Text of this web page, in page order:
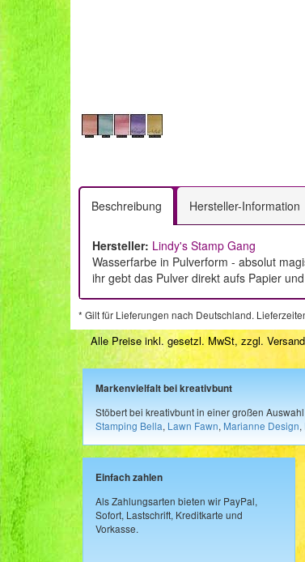
Beschreibung Hersteller-Information
Hersteller: Lindy's Stamp Gang
Wasserfarbe in Pulverform - absolut
ihr gebt das Pulver direkt aufs Papier
* Gilt für Lieferungen nach Deutschland.
Alle Preise inkl. gesetzl. MwSt, zzgl.
Markenvielfalt bei kreativbunt
Stöbert bei kreativbunt in einer großen
Stamping Bella, Lawn Fawn, Marianne Design,
Einfach zahlen
Als Zahlungsarten bieten wir PayPal,
Sofort, Lastschrift, Kreditkarte und
Vorkasse.